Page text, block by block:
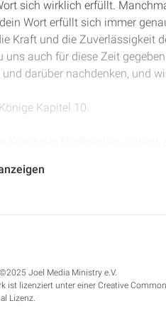
sich wirklich erfüllt.
Wort erfüllt sich immer
Kraft und die Zuverlässigkeit
uns auch für diese Zeit
darüber nachdenken, und
Kapitel 10.
Ahabs, um das Haus
gebracht, da sprach
er hinausging, trat er hin und
eine Verschwörung gemacht
Joel Media Ministry e.V.
ist lizenziert unter einer Creative
Lizenz.